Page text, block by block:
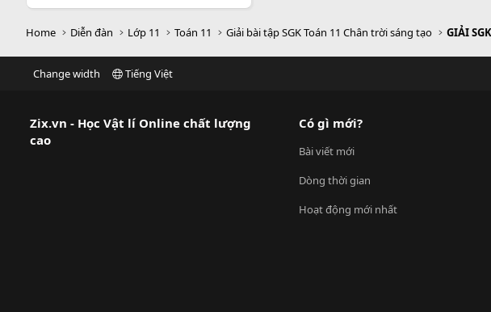
Home Diễn đàn Lớp 11 Toán 11 Giải bài tập SGK Toán 11 Chân trời sáng tạo
Change width Tiếng Việt
Zix.vn - Học Vật lí Online chất lượng
cao
Có gì mới?
Bài viết mới
Dòng thời gian
Hoạt động mới nhất